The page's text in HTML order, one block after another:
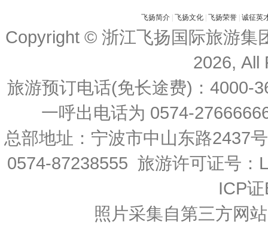
飞扬简介 飞扬文化 飞扬荣誉 诚征英
Copyright © 浙江飞扬国际旅游集
2026, All
旅游预订电话(免长途费)：4000-
一呼出电话为 0574-
总部地址：宁波市中山东路2437
0574-87238555 旅游许可证号
ICP
照片采集自第三方网